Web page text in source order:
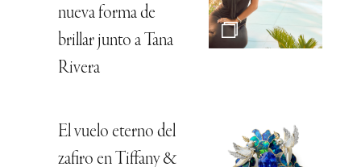
nueva forma de
brillar junto a Tana
Rivera
El vuelo eterno del
zafiro en Tiffany &